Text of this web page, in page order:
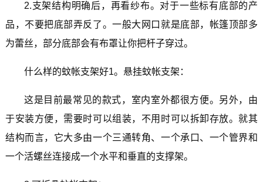
2.支架结构明确后，再看纱布。对于一些标有底部的产
品，不要把底部弄反了。一般大网口就是底部，帐篷顶部多
为蕾丝，部分底部会有布罩让你把杆子穿过。
什么样的蚊帐支架好1。悬挂蚊帐支架：
这是目前最常见的款式，室内室外都很方便。另外，由
于安装方便，需要时可以组装，不用时可以拆卸存放。就其
结构而言，它大多由一个三通转角、一个承口、一个管界和
一个活螺丝连接成一个水平和垂直的支撑架。